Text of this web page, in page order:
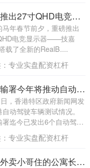
芝麻财富 技嘉推出27寸QHD电竞显示器：高刷高亮护眼 全面提升你的游戏战力
年春节前夕，重磅推出
电竞显示器——技嘉
载了全新的RealB....
专业实盘配资杠杆
牛股堂 香港运输署今年将推动自动驾驶车辆无人化测试
，香港特区政府新闻网发
动驾驶车辆测试情况。
迄今已发出6个自动驾
专业实盘配资杠杆
广信配资 上海外卖小哥住的公寓长啥样？4人一间，家电家具齐全...